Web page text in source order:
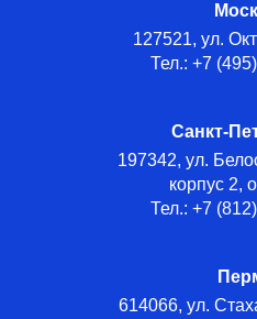
127521, ул.
Тел.: +7
Санкт-
197342, ул.
корпус 2,
Тел.: +7
614066, ул.